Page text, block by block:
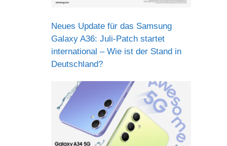
Neues Update für das Samsung
Galaxy A36: Juli-Patch startet
international – Wie ist der Stand in
Deutschland?